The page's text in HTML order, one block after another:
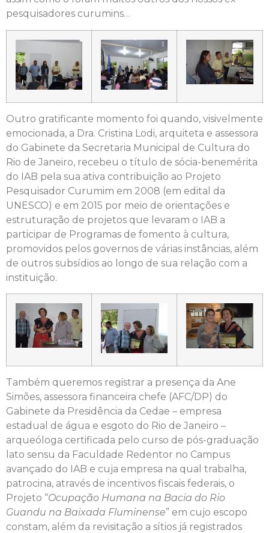
pesquisadores curumins…
Outro gratificante momento foi quando, visivelmente
emocionada, a Dra. Cristina Lodi, arquiteta e assessora
do Gabinete da Secretaria Municipal de Cultura do
Rio de Janeiro, recebeu o título de sócia-benemérita
do IAB pela sua ativa contribuição ao Projeto
Pesquisador Curumim em 2008 (em edital da
UNESCO) e em 2015 por meio de orientações e
estruturação de projetos que levaram o IAB a
participar de Programas de fomento à cultura,
promovidos pelos governos de várias instâncias, além
de outros subsídios ao longo de sua relação com a
instituição.
Também queremos registrar a presença da Ane
Simões, assessora financeira chefe (AFC/DP) do
Gabinete da Presidência da Cedae – empresa
estadual de água e esgoto do Rio de Janeiro –
arqueóloga certificada pelo curso de pós-graduação
lato sensu da Faculdade Redentor no Campus
avançado do IAB e cuja empresa na qual trabalha,
patrocina, através de incentivos fiscais federais, o
Projeto “Ocupação Humana na Bacia do Rio
Guandu na Baixada Fluminense” em cujo escopo
constam, além da revisitação a sítios já registrados